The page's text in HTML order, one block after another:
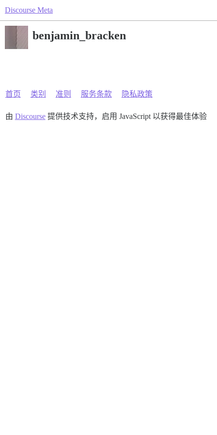
Discourse Meta
benjamin_bracken
首页 类别 准则 服务条款 隐私政策
由 Discourse提供技术支持，启用 JavaScript 以获得最佳体验